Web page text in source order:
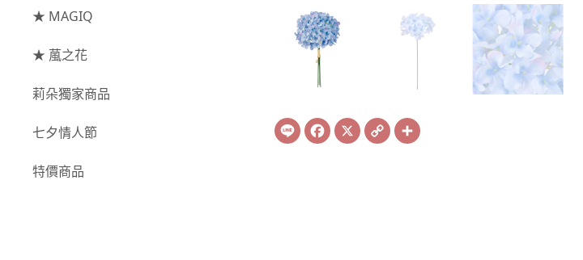
- 其他玫瑰
主花
菊花
-
蘭花⧸大理花
康乃馨
★ MAGIQ
★ 葻之花
莉朵獨家商品
七夕情人節
特價商品
Line Facebook
X Copy
Link